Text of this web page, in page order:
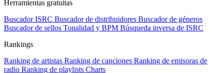
Herramientas gratuitas
Buscador ISRC Buscador de distribuidores Buscador de géneros
Buscador de sellos Tonalidad y BPM Búsqueda inversa de ISRC
Rankings
Ranking de artistas Ranking de canciones Ranking de emisoras de
radio Ranking de playlists Charts